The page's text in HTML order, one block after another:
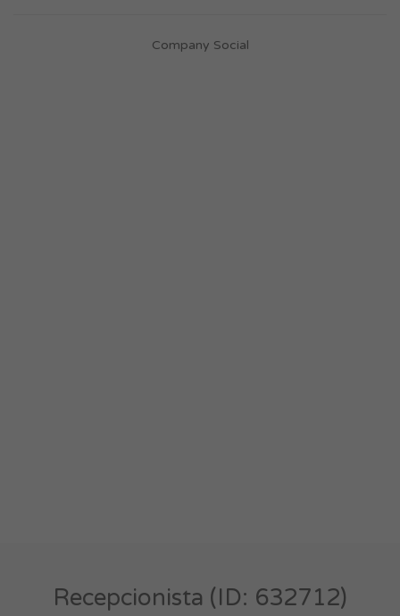
Company Social
Recepcionista (ID: 632712)